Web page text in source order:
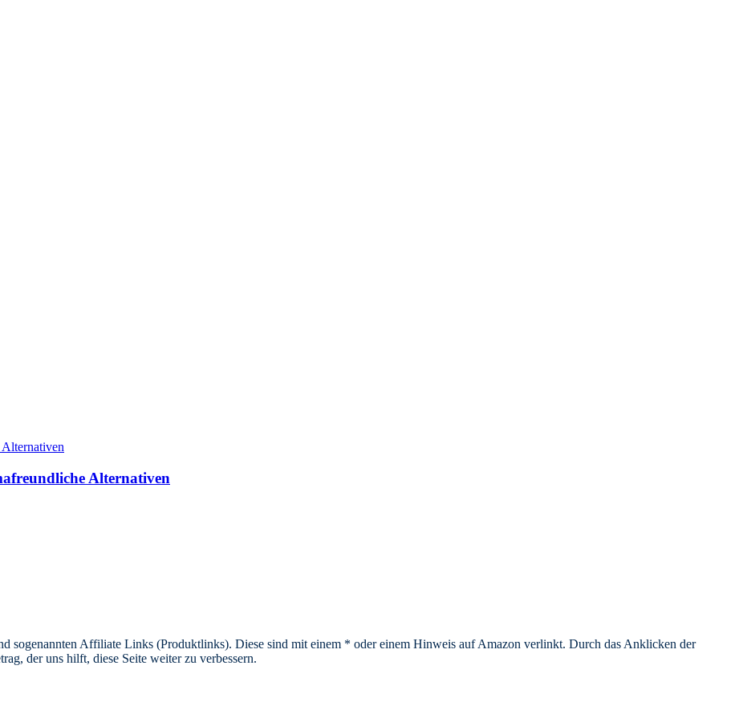
Alternativen
sogenannten Affiliate Links (Produktlinks). Diese sind mit einem * oder einem Hinweis auf Amazon verlinkt. Durch das Anklicken der
der uns hilft, diese Seite weiter zu verbessern.